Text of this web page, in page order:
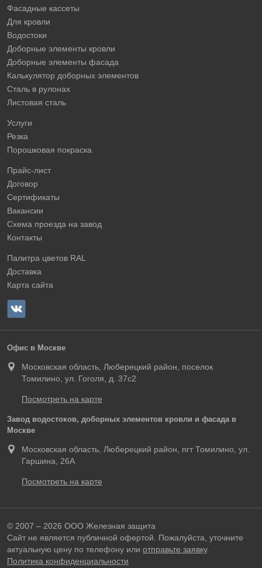
Фасадные кассеты
Для кровли
Водостоки
Доборные элементы кровли
Доборные элементы фасада
Калькулятор доборных элементов
Сталь в рулонах
Листовая сталь
Услуги
Резка
Порошковая покраска
Прайс-лист
Договор
Сертификаты
Вакансии
Схема проезда на завод
Контакты
Палитра цветов RAL
Доставка
Карта сайта
Офис в Москве
Московская область, Люберецкий район, поселок
Томилино, ул. Гоголя, д. 37с2
Посмотреть на карте
Завод водостоков, доборных элементов кровли и фасада в
Москве
Московская область, Люберецкий район, пгт Томилино, ул.
Гаршина, 26А
Посмотреть на карте
© 2007 – 2026 ООО Железная защита
Сайт не является публичной офертой. Пожалуйста, уточните
актуальную цену по телефону или отправьте заявку.
Политика конфиденциальности